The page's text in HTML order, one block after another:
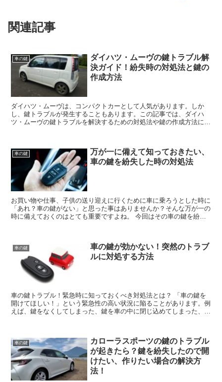
関連記事
車の鍵
ダイハツ・ムーヴの鍵トラブル解
決ガイド！紛失時の対処法と鍵の
作成方法
ダイハツ・ムーヴは、コンパクトカーとして人気があります。しか
し、鍵トラブルが発生することもあります。この記事では、ダイハ
ツ・ムーヴの鍵トラブルを解決するための対処法や鍵の作成方法につ
車の鍵
万が一に備えて知っておきたい、
車の鍵を紛失した時の対処法
お買い物や仕事、子供の送り迎えに行くために車に乗ろうとした時に
「あれ？車の鍵がない」と思った事はありませんか？そんな万が一の
時に備えておくのはとても重要ですよね。 今回はその車の鍵を紛失
車の鍵
車の鍵が効かない！突然のトラブ
ルに対処する方法
車の鍵トラブル！緊急時に知っておくべき対処法とは？ 「車の鍵を
開けてほしい！」という緊急性の高い状況に陥ることがあります。例
えば、鍵をなくしてしまった、鍵を車の中に閉じ込めてしまった、鍵
車の鍵
カローラスポーツの鍵のトラブル
が起きたら？鍵を紛失したので開
けたい、作りたい場合の解決方
法！